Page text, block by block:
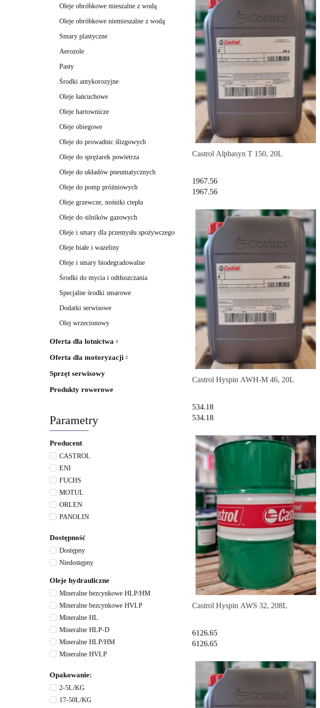
Oleje obróbkowe mieszalne z wodą
Oleje obróbkowe niemieszalne z wodą
Smary plastyczne
Aerozole
Pasty
Środki antykorozyjne
Oleje łańcuchowe
Oleje hartownicze
Oleje obiegowe
Oleje do prowadnic ślizgowych
Oleje do sprężarek powietrza
Oleje do układów pneumatycznych
Oleje do pomp próżniowych
Oleje grzewcze, nośniki ciepła
Oleje do silników gazowych
Oleje i smary dla przemysłu spożywczego
Oleje białe i wazeliny
Oleje i smary biodegradowalne
Środki do mycia i odtłuszczania
Specjalne środki smarowe
Dodatki serwisowe
Olej wrzecionowy
Oferta dla lotnictwa
Oferta dla motoryzacji
Sprzęt serwisowy
Produkty rowerowe
Parametry
Producent
CASTROL
ENI
FUCHS
MOTUL
ORLEN
PANOLIN
SHELL
TOTAL
VALVOLINE
Dostępność
Dostępny
Niedostępny
Oleje hydrauliczne
Mineralne bezcynkowe HLP/HM
Mineralne bezcynkowe HVLP
Mineralne HL
Mineralne HLP-D
Mineralne HLP/HM
Mineralne HVLP
Opakowanie:
2-5L/KG
17-50L/KG
Castrol Alphasyn T 150, 20L
1967.56
1967.56
Castrol Hyspin AWH-M 46, 20L
534.18
534.18
Castrol Hyspin AWS 32, 208L
6126.65
6126.65